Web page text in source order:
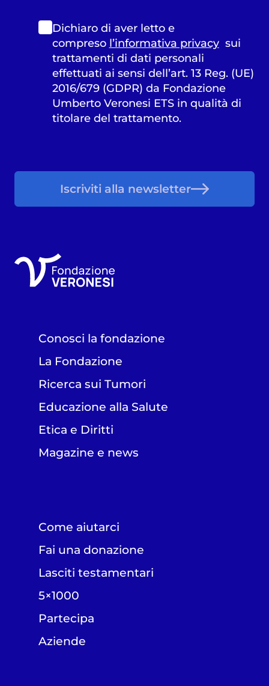
Dichiaro di aver letto e
compreso l’informativa privacysui
trattamenti di dati personali
effettuati ai sensi dell’art. 13 Reg. (UE)
2016/679 (GDPR) da Fondazione
Umberto Veronesi ETS in qualità di
titolare del trattamento.
Iscriviti alla newsletter
Conosci la fondazione
La Fondazione
Ricerca sui Tumori
Educazione alla Salute
Etica e Diritti
Magazine e news
Come aiutarci
Fai una donazione
Lasciti testamentari
5×1000
Partecipa
Aziende